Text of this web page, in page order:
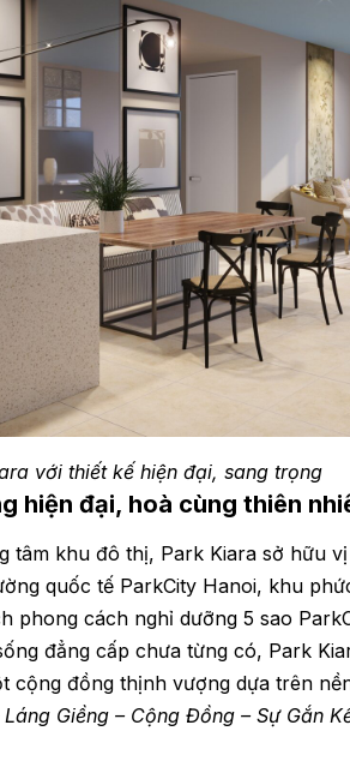
với thiết kế hiện đại, sang trọng
hiện đại, hoà cùng thiên
tâm khu đô thị, Park Kiara sở hữu
quốc tế ParkCity Hanoi, khu
phong cách nghỉ dưỡng 5 sao
đẳng cấp chưa từng có, Park
cộng đồng thịnh vượng dựa trên
Giềng – Cộng Đồng – Sự Gắn